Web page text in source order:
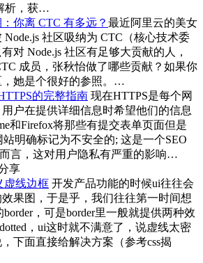
析，获…
你离 CTC 有多远？ 最近阿里云的美女
Node.js 社区吸纳为 CTC（核心技术委
对 Node.js 社区有足够大贡献的人，
成员，张秋怡做了哪些贡献？如果你
，她是个很好的参照。…
的完整指南 现在HTTPS是每个网
户在提供详细信息时希望他们的信息
和Firefox将那些有提交表单页面但是
站明确标记为不安全的; 这是一个SEO
言，这对用户隐私有严重的影响…
享
虚线边框 开发产品功能的时候ui往往会
果图，于是乎，我们往往第一时间想
border，可是border里一般就提供两种效
，ui这时就不满意了，说虚线太密
下面直接给解决方案（参考css揭